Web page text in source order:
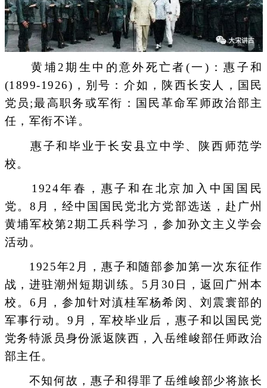
黄埔2期生中的意外死亡者(一)：惠子和
(1899-1926)，别号：介如，陕西长安人，国民
党员;最高职务或军衔：国民革命军师政治部主
任，军衔不详。
惠子和毕业于长安县立中学、陕西师范学
校。
1924年春，惠子和在北京加入中国国民
党。8月，经中国国民党北方党部选送，赴广州
黄埔军校第2期工兵科学习，参加孙文主义学会
活动。
1925年2月，惠子和随部参加第一次东征作
战，进驻潮州短期训练。5月30日，返回广州本
校。6月，参加针对滇桂军杨希闵、刘震寰部的
军事行动。9月，军校毕业后，惠子和以国民党
党务特派员身份派返陕西，入岳维峻部任师政治
部主任。
不知何故，惠子和得罪了岳维峻部少将旅长